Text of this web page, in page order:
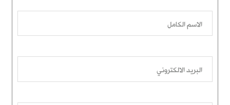
الاسم الكامل
البريد الالكتروني